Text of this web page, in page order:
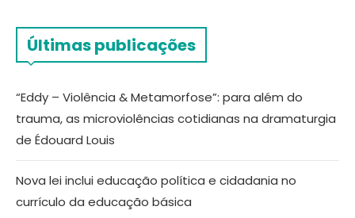
Últimas publicações
“Eddy – Violência & Metamorfose”: para além do
trauma, as microviolências cotidianas na dramaturgia
de Édouard Louis
Nova lei inclui educação política e cidadania no
currículo da educação básica